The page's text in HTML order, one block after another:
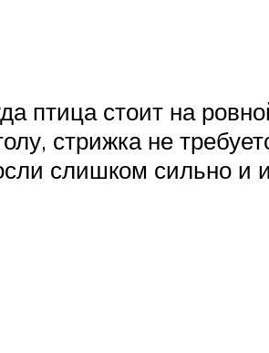
птица стоит на
стрижка не
слишком сильно и